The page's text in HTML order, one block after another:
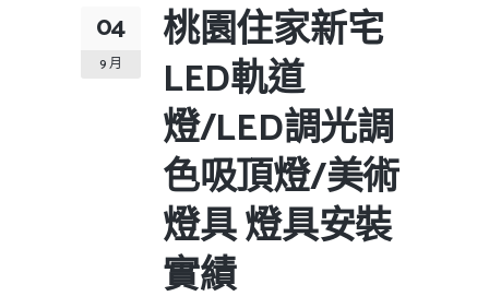
04
9 月
桃園住家新宅
LED軌道
燈/LED調光調
色吸頂燈/美術
燈具 燈具安裝
實績